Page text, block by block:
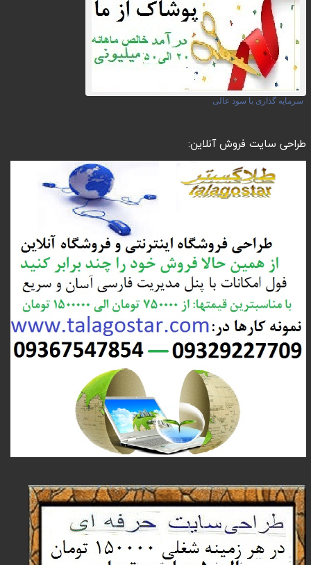
سرمایه گذاری با سود عالی
طراحی سایت فروش آنلاین: